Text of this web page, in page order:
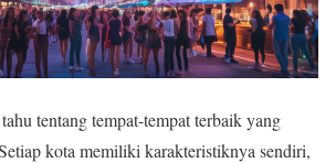
tentang tempat-tempat terbaik yang
kota memiliki karakteristiknya sendiri,